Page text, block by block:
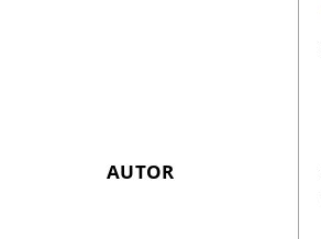
Überschrift
AUTOR